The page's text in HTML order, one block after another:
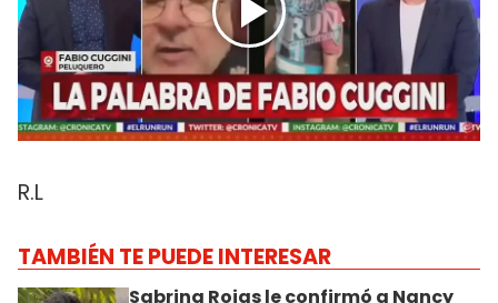
R.L
TAMBIÉN TE PUEDE INTERESAR
Sabrina Rojas le confirmó a Nancy